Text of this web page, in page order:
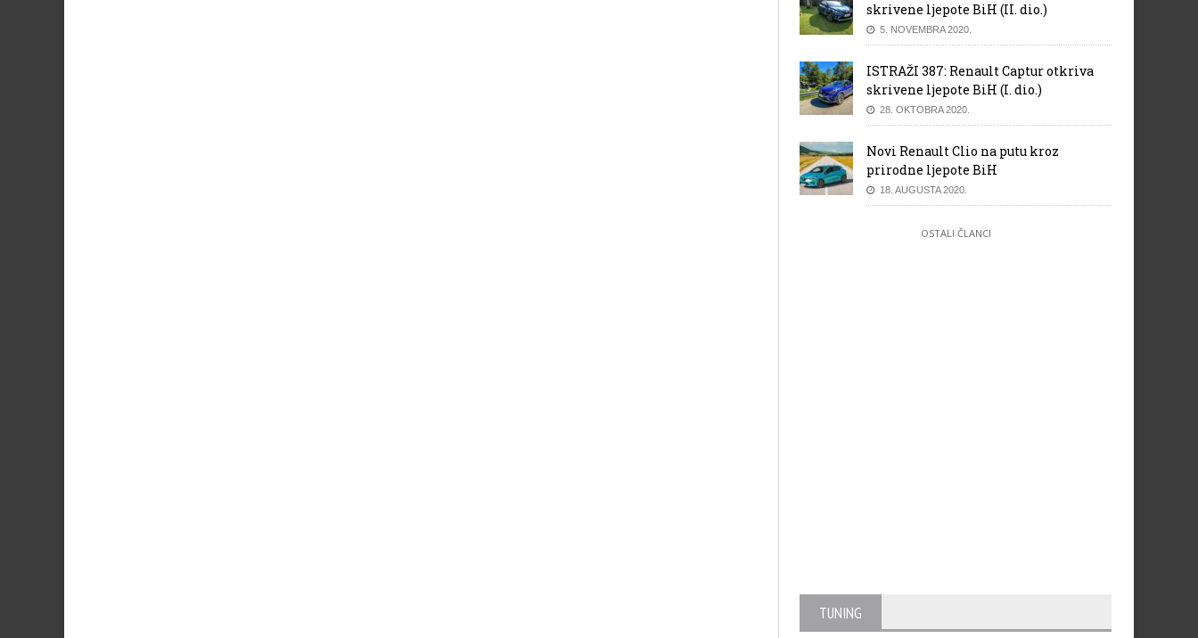
skrivene ljepote BiH (II. dio.)
5. NOVEMBRA 2020.
ISTRAŽI 387: Renault Captur otkriva
skrivene ljepote BiH (I. dio.)
28. OKTOBRA 2020.
Novi Renault Clio na putu kroz
prirodne ljepote BiH
18. AUGUSTA 2020.
OSTALI ČLANCI
TUNING